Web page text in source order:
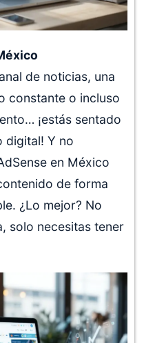
de noticias, una
constante o incluso
¡estás sentado
digital! Y no
en México
de forma
¿Lo mejor? No
solo necesitas tener